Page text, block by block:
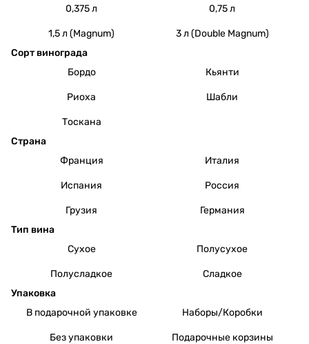
0,375 л
0,75 л
1,5 л (Magnum)
3 л (Double Magnum)
Сорт винограда
Бордо
Кьянти
Риоха Шабли
Тоскана
Страна
Франция
Италия
Испания Россия
Грузия
Германия
Тип вина
Сухое
Полусухое
Полусладкое
Сладкое
Упаковка
В подарочной упаковке
Наборы/Коробки
Без упаковки
Подарочные корзины